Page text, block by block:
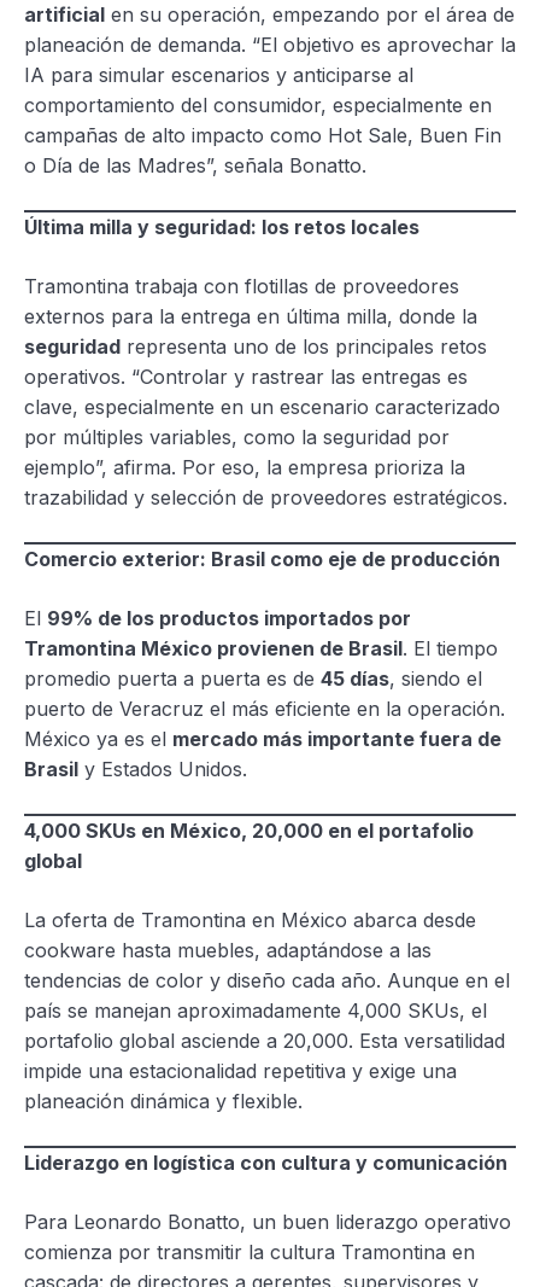
artificial en su operación, empezando por el área de
planeación de demanda. “El objetivo es aprovechar la
IA para simular escenarios y anticiparse al
comportamiento del consumidor, especialmente en
campañas de alto impacto como Hot Sale, Buen Fin
o Día de las Madres”, señala Bonatto.
Última milla y seguridad: los retos locales
Tramontina trabaja con flotillas de proveedores
externos para la entrega en última milla, donde la
seguridad representa uno de los principales retos
operativos. “Controlar y rastrear las entregas es
clave, especialmente en un escenario caracterizado
por múltiples variables, como la seguridad por
ejemplo”, afirma. Por eso, la empresa prioriza la
trazabilidad y selección de proveedores estratégicos.
Comercio exterior: Brasil como eje de producción
El 99% de los productos importados por
Tramontina México provienen de Brasil. El tiempo
promedio puerta a puerta es de 45 días, siendo el
puerto de Veracruz el más eficiente en la operación.
México ya es el mercado más importante fuera de
Brasil y Estados Unidos.
4,000 SKUs en México, 20,000 en el portafolio
global
La oferta de Tramontina en México abarca desde
cookware hasta muebles, adaptándose a las
tendencias de color y diseño cada año. Aunque en el
país se manejan aproximadamente 4,000 SKUs, el
portafolio global asciende a 20,000. Esta versatilidad
impide una estacionalidad repetitiva y exige una
planeación dinámica y flexible.
Liderazgo en logística con cultura y comunicación
Para Leonardo Bonatto, un buen liderazgo operativo
comienza por transmitir la cultura Tramontina en
cascada: de directores a gerentes, supervisores y